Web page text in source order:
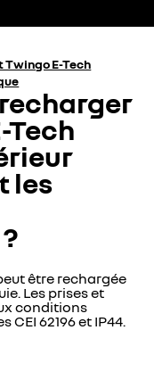
Twingo E-Tech
Tech
les
être rechargée
Les prises et
conditions
62196 et IP44.